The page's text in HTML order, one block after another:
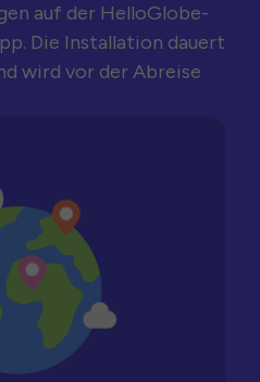
auf der HelloGlobe-
Die Installation dauert
wird vor der Abreise